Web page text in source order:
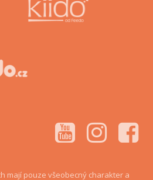
mají pouze všeobecný charakter a